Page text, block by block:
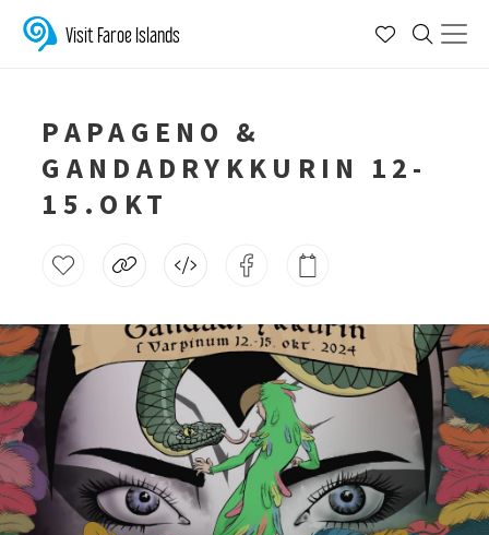
Visit Faroe Islands
PAPAGENO &
GANDADRYKKURIN 12-
15.OKT